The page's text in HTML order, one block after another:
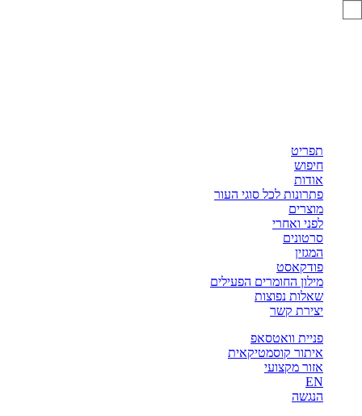
לכל סוגי העור
ואחרי
החומרים הפעילים
נפוצות
קשר
וואטסאפ
קוסמטיקאית
מקצועי